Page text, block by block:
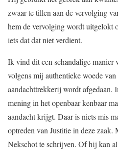
zwaar te tillen aan de vervolging
hem de vervolging wordt uitgelokt
iets dat dat niet verdient.
Ik vind dit een schandalige manier
volgens mij authentieke woede
aandachttrekkerij wordt afgedaan.
mening in het openbaar kenbaar
aandacht krijgt. Daar is niets mis
optreden van Justitie in deze
Nekschot te schrijven. Of hij kan